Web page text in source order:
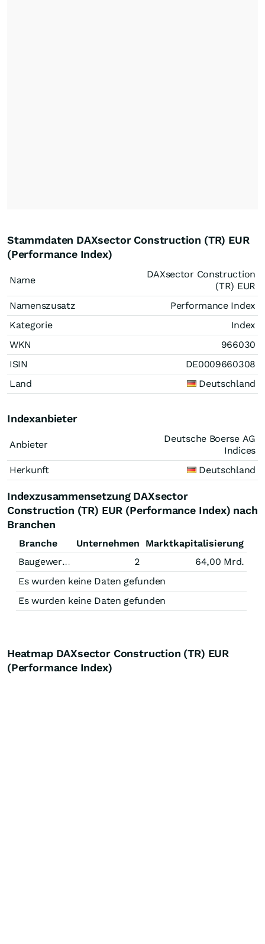
Stammdaten DAXsector Construction (TR) EUR
(Performance Index)
Name
DAXsector Construction
(TR) EUR
Namenszusatz
Performance Index
Kategorie
Index
WKN
966030
ISIN
DE0009660308
Land
Deutschland
Indexanbieter
Anbieter
Deutsche Boerse AG
Indices
Herkunft
Deutschland
Indexzusammensetzung DAXsector
Construction (TR) EUR (Performance Index) nach
Branchen
Branche Unternehmen
Marktkapitalisierung
Baugewerbe
2
64,00 Mrd.
Es wurden keine Daten gefunden
Es wurden keine Daten gefunden
Heatmap DAXsector Construction (TR) EUR
(Performance Index)